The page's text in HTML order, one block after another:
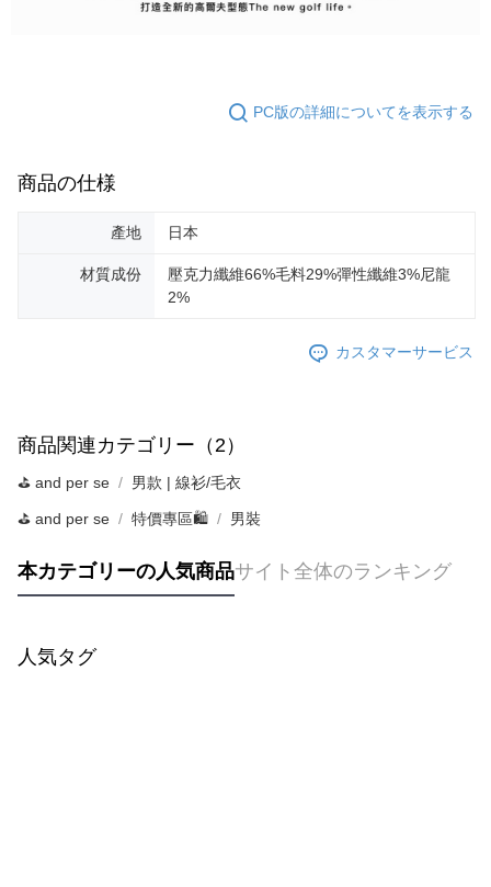
PC版の詳細についてを表示する
商品の仕様
產地 日本
材質成份
壓克力纖維66%毛料29%彈性纖維3%尼龍
2%
カスタマーサービス
商品関連カテゴリー（2）
⛳️ and per se 男款 | 線衫/毛衣
⛳️ and per se 特價專區🛍️ 男裝
本カテゴリーの人気商品サイト全体のランキング
人気タグ